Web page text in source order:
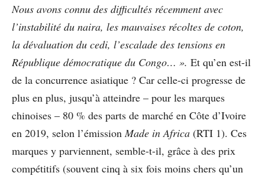
Nous avons connu des difficultés récemment avec
l’instabilité du naira, les mauvaises récoltes de coton,
la dévaluation du cedi, l’escalade des tensions en
République démocratique du Congo… ». Et qu’en est-il
de la concurrence asiatique ? Car celle-ci progresse de
plus en plus, jusqu’à atteindre – pour les marques
chinoises – 80 % des parts de marché en Côte d’Ivoire
en 2019, selon l’émission Made in Africa (RTI 1). Ces
marques y parviennent, semble-t-il, grâce à des prix
compétitifs (souvent cinq à six fois moins chers qu’un